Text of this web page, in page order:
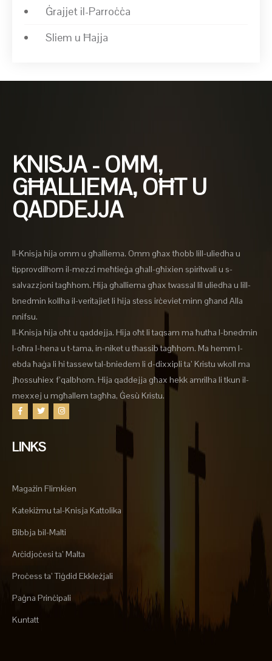
Ġrajjet il-Parroċċa
Sliem u Ħajja
KNISJA - OMM,
GĦALLIEMA, OĦT U
QADDEJJA
Il-Knisja hija omm u għalliema. Omm għax tħobb lill-uliedha u
tipprovdilhom il-mezzi meħtieġa għall-għixien spiritwali u s-
salvazzjoni tagħhom. Hija għalliema għax twassal lil uliedha u lill-
bnedmin kollha il-veritajiet li hija stess irċeviet minn għand Alla
nnifsu.
Il-Knisja hija oħt u qaddejja. Hija oħt li taqsam ma ħutha l-bnedmin
l-oħra l-hena u t-tama, in-niket u tħassib tagħhom. Ma hemm l-
ebda ħaġa li hi tassew tal-bniedem li d-dixxipli ta’ Kristu wkoll ma
jħossuhiex f’qalbhom. Hija qaddejja għax hekk amrilha li tkun il-
mexxej u mgħallem tagħha, Ġesù Kristu.
LINKS
Magażin Flimkien
Katekiżmu tal-Knisja Kattolika
Bibbja bil-Malti
Arċidjoċesi ta’ Malta
Proċess ta’ Tiġdid Ekkleżjali
Paġna Prinċipali
Kuntatt